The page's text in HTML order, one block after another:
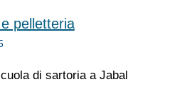
pelletteria
di sartoria a Jabal